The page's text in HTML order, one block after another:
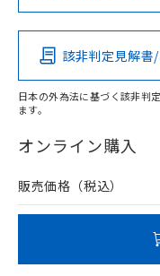
Pb Hg
O
在庫等で未対応品が
問い合わせください。
該非判定見解書
日本の外為法に基づく該非判
ます。
オンライン購入
販売価格（税込）